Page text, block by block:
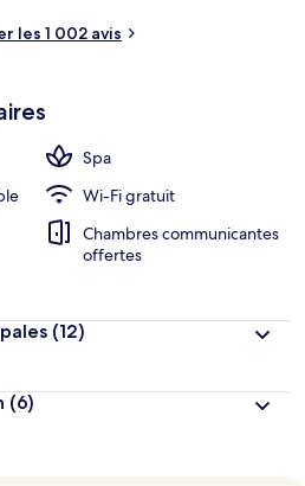
les 1 002 avis
Spa
Wi-Fi gratuit
Chambres communicantes
offertes
(12)
(6)